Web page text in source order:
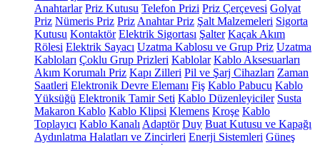
Anahtarlar Priz Kutusu Telefon Prizi Priz Çerçevesi Golyat
Priz Nümeris Priz Priz Anahtar Priz Şalt Malzemeleri Sigorta
Kutusu Kontaktör Elektrik Sigortası Şalter Kaçak Akım
Rölesi Elektrik Sayacı Uzatma Kablosu ve Grup Priz Uzatma
Kabloları Çoklu Grup Prizleri Kablolar Kablo Aksesuarları
Akım Korumalı Priz Kapı Zilleri Pil ve Şarj Cihazları Zaman
Saatleri Elektronik Devre Elemanı Fiş Kablo Pabucu Kablo
Yüksüğü Elektronik Tamir Seti Kablo Düzenleyiciler Susta
Makaron Kablo Kablo Klipsi Klemens Kroşe Kablo
Toplayıcı Kablo Kanalı Adaptör Duy Buat Kutusu ve Kapağı
Aydınlatma Halatları ve Zincirleri Enerji Sistemleri Güneş